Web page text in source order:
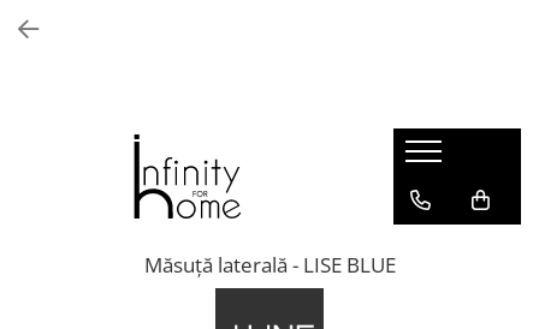
Biblioteci și rafturi
Masute auxiliare
Măsuță laterală - LISE BLUE